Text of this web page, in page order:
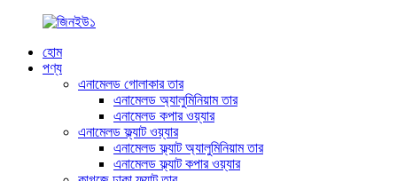
হোম
পণ্য
এনামেলড গোলাকার তার
এনামেলড অ্যালুমিনিয়াম তার
এনামেলড কপার ওয়্যার
এনামেলড ফ্ল্যাট ওয়্যার
এনামেলড ফ্ল্যাট অ্যালুমিনিয়াম তার
এনামেলড ফ্ল্যাট কপার ওয়্যার